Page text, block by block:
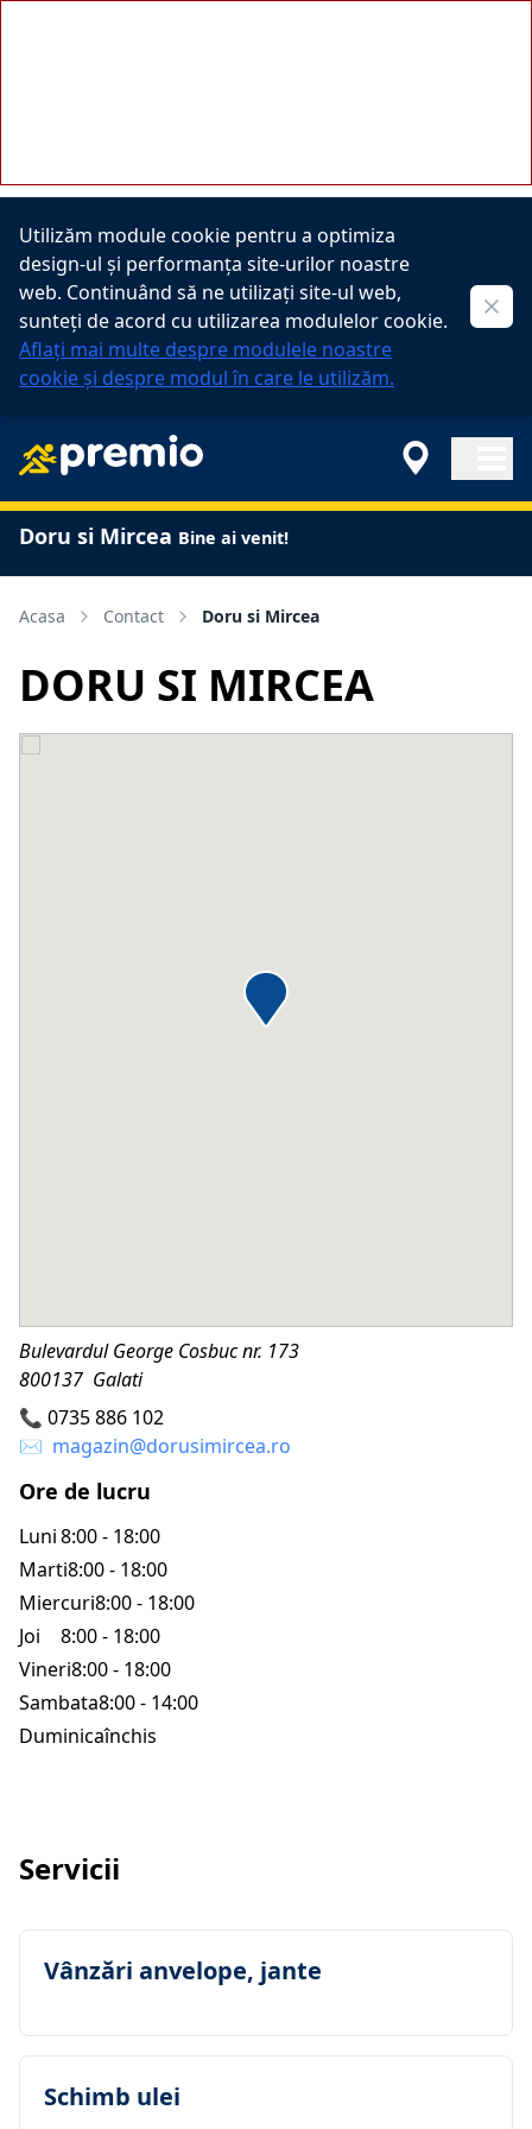
Utilizăm module cookie pentru a optimiza
design-ul și performanța site-urilor noastre
web. Continuând să ne utilizați site-ul web,
sunteți de acord cu utilizarea modulelor cookie.
Aflați mai multe despre modulele noastre
cookie și despre modul în care le utilizăm.
Doru si Mircea Bine ai venit!
Acasa Contact Doru si Mircea
DORU SI MIRCEA
Bulevardul George Cosbuc nr. 173
800137 Galati
📞 0735 886 102
✉️ magazin@dorusimircea.ro
Ore de lucru
Luni8:00 - 18:00
Marti8:00 - 18:00
Miercuri8:00 - 18:00
Joi
8:00 - 18:00
Vineri8:00 - 18:00
Sambata8:00 - 14:00
Duminicaînchis
Servicii
Vânzări anvelope, jante
Schimb ulei